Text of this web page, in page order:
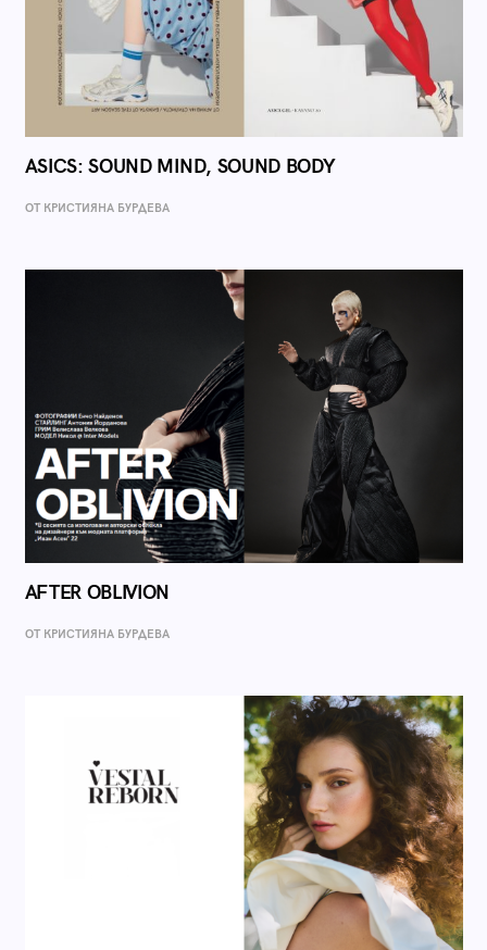
ASICS: SOUND MIND, SOUND BODY
ОТ КРИСТИЯНА БУРДЕВА
AFTER OBLIVION
ОТ КРИСТИЯНА БУРДЕВА